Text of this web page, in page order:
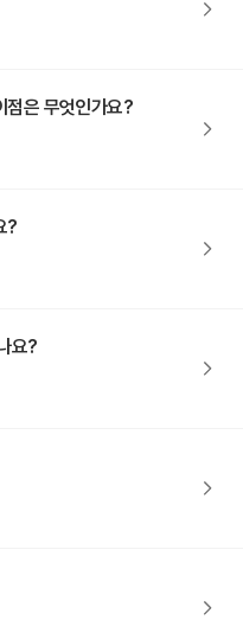
점은 무엇인가요?
?
요?